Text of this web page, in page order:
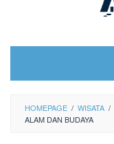
HOMEPAGE / WISATA /
ALAM DAN BUDAYA